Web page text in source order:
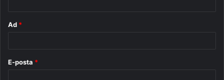
Ad *
E-posta *